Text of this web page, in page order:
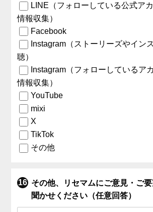
LINE（フォローしている公式ア
情報収集）
Facebook
Instagram（ストーリーズやイン
聴）
Instagram（フォローしているア
情報収集）
YouTube
mixi
X
TikTok
その他
その他、リセマムにご意見・ご
聞かせください（任意回答）